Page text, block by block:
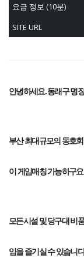
요금 정보 (10분)
SITE URL
안녕하세요. 동래구 명
부산 최대규모의 동호
이 게임매칭 가능하구
모든시설 및 당구대 비
임을 즐기실 수 있습니